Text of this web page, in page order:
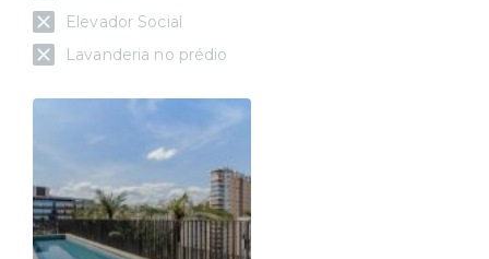
Elevador Social
Lavanderia no prédio